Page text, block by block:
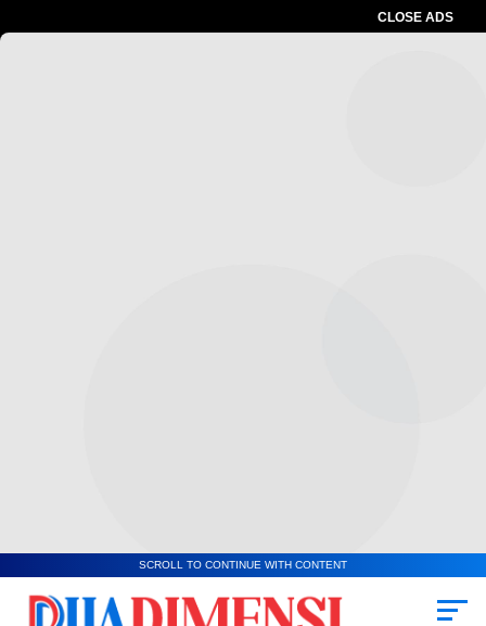
CLOSE ADS
SCROLL TO CONTINUE WITH CONTENT